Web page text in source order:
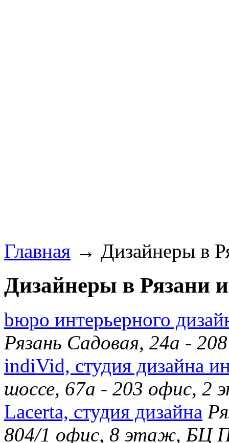
Главная → Дизайнеры в
Дизайнеры в Рязани
bюро интерьерного
Рязань Садовая, 24а -
indiVid, студия дизайна
шоссе, 67а - 203 офис,
Lacerta, студия дизайна
804/1 офис, 8 этаж, БЦ